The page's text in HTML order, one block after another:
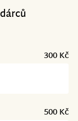
300 Kč
500 Kč